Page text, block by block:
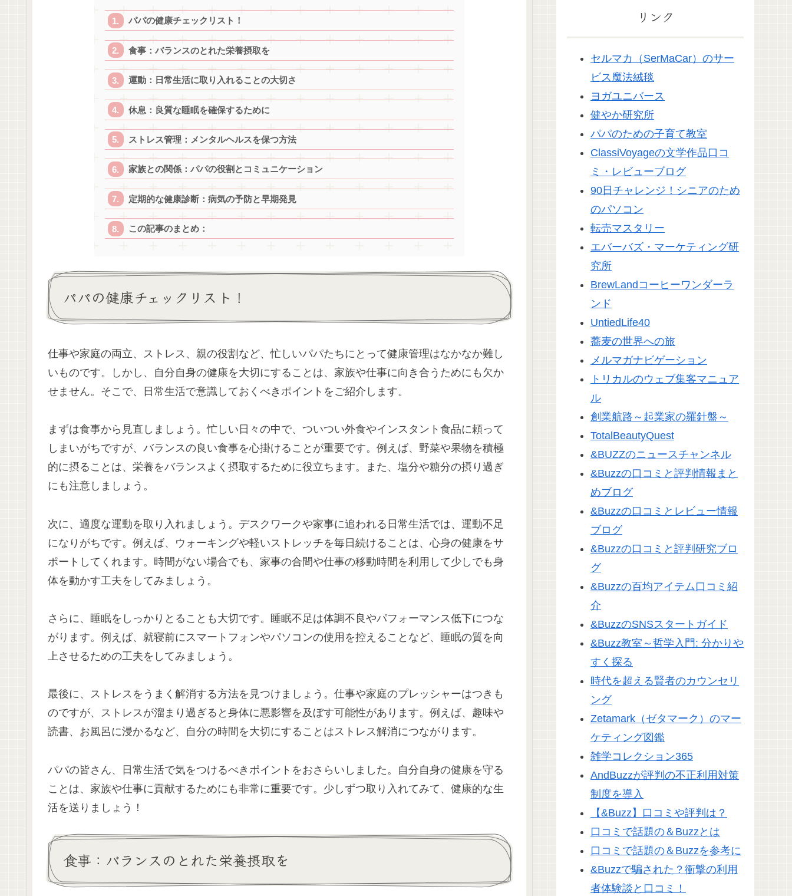
パパの健康チェックリスト！
食事：バランスのとれた栄養摂取を
運動：日常生活に取り入れることの大切さ
休息：良質な睡眠を確保するために
ストレス管理：メンタルヘルスを保つ方法
家族との関係：パパの役割とコミュニケーション
定期的な健康診断：病気の予防と早期発見
この記事のまとめ：
パパの健康チェックリスト！
仕事や家庭の両立、ストレス、親の役割など、忙しいパパたちにとって健康管理はなかなか難し
いものです。しかし、自分自身の健康を大切にすることは、家族や仕事に向き合うためにも欠か
せません。そこで、日常生活で意識しておくべきポイントをご紹介します。
まずは食事から見直しましょう。忙しい日々の中で、ついつい外食やインスタント食品に頼って
しまいがちですが、バランスの良い食事を心掛けることが重要です。例えば、野菜や果物を積極
的に摂ることは、栄養をバランスよく摂取するために役立ちます。また、塩分や糖分の摂り過ぎ
にも注意しましょう。
次に、適度な運動を取り入れましょう。デスクワークや家事に追われる日常生活では、運動不足
になりがちです。例えば、ウォーキングや軽いストレッチを毎日続けることは、心身の健康をサ
ポートしてくれます。時間がない場合でも、家事の合間や仕事の移動時間を利用して少しでも身
体を動かす工夫をしてみましょう。
さらに、睡眠をしっかりとることも大切です。睡眠不足は体調不良やパフォーマンス低下につな
がります。例えば、就寝前にスマートフォンやパソコンの使用を控えることなど、睡眠の質を向
上させるための工夫をしてみましょう。
最後に、ストレスをうまく解消する方法を見つけましょう。仕事や家庭のプレッシャーはつきも
のですが、ストレスが溜まり過ぎると身体に悪影響を及ぼす可能性があります。例えば、趣味や
読書、お風呂に浸かるなど、自分の時間を大切にすることはストレス解消につながります。
パパの皆さん、日常生活で気をつけるべきポイントをおさらいしました。自分自身の健康を守る
ことは、家族や仕事に貢献するためにも非常に重要です。少しずつ取り入れてみて、健康的な生
活を送りましょう！
食事：バランスのとれた栄養摂取を
リンク
セルマカ（SerMaCar）のサー
ビス魔法絨毯
ヨガユニバース
健やか研究所
パパのための子育て教室
ClassiVoyageの文学作品口コ
ミ・レビューブログ
90日チャレンジ！シニアのため
のパソコン
転売マスタリー
エバーバズ・マーケティング研
究所
BrewLandコーヒーワンダーラ
ンド
UntiedLife40
蕎麦の世界への旅
メルマガナビゲーション
トリカルのウェブ集客マニュア
ル
創業航路～起業家の羅針盤～
TotalBeautyQuest
&BUZZのニュースチャンネル
&Buzzの口コミと評判情報まと
めブログ
&Buzzの口コミとレビュー情報
ブログ
&Buzzの口コミと評判研究ブロ
グ
&Buzzの百均アイテム口コミ紹
介
&BuzzのSNSスタートガイド
&Buzz教室～哲学入門: 分かりや
すく探る
時代を超える賢者のカウンセリ
ング
Zetamark（ゼタマーク）のマー
ケティング図鑑
雑学コレクション365
AndBuzzが評判の不正利用対策
制度を導入
【&Buzz】口コミや評判は？
口コミで話題の＆Buzzとは
口コミで話題の＆Buzzを参考に
&Buzzで騙された？衝撃の利用
者体験談と口コミ！